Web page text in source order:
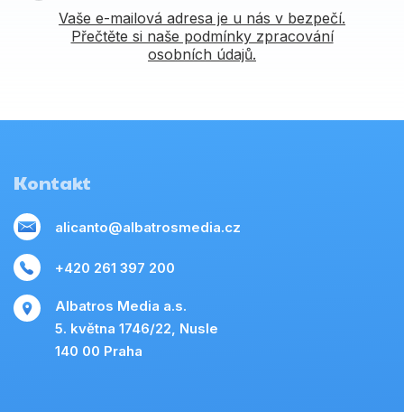
Vaše e-mailová adresa je u nás v bezpečí.
Přečtěte si naše podmínky zpracování
osobních údajů.
Kontakt
alicanto@albatrosmedia.cz
+420 261 397 200
Albatros Media a.s.
5. května 1746/22, Nusle
140 00 Praha